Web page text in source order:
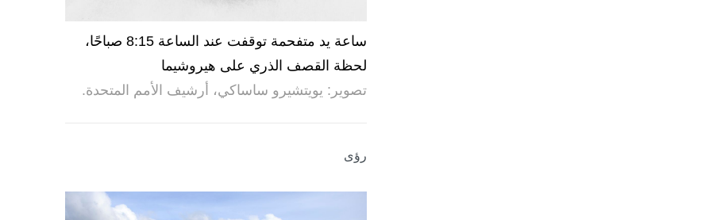
ساعة يد متفحمة توقفت عند الساعة 8:15 صباحًا،
لحظة القصف الذري على هيروشيما
تصوير: يويتشيرو ساساكي، أرشيف الأمم المتحدة.
رؤى